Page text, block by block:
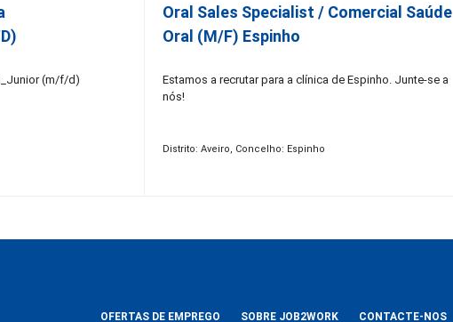
(m/f/d)
Oral Sales Specialist / Comercial Saúde
Oral (M/F) Espinho
Estamos a recrutar para a clínica de Espinho. Junte-se a
nós!
Distrito: Aveiro, Concelho: Espinho
OFERTAS DE EMPREGO SOBRE JOB2WORK CONTACTE-NOS